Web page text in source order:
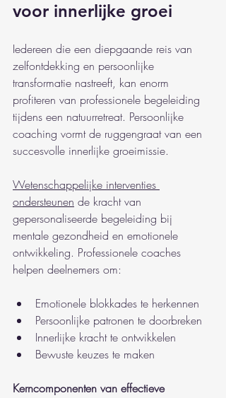
voor innerlijke groei
Iedereen die een diepgaande reis van
zelfontdekking en persoonlijke
transformatie nastreeft, kan enorm
profiteren van professionele begeleiding
tijdens een natuurretreat. Persoonlijke
coaching vormt de ruggengraat van een
succesvolle innerlijke groeimissie.
Wetenschappelijke interventies
ondersteunen de kracht van
gepersonaliseerde begeleiding bij
mentale gezondheid en emotionele
ontwikkeling. Professionele coaches
helpen deelnemers om:
Emotionele blokkades te herkennen
Persoonlijke patronen te doorbreken
Innerlijke kracht te ontwikkelen
Bewuste keuzes te maken
Kerncomponenten van effectieve